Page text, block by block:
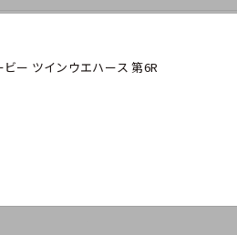
ビー ツインウエハース 第6R